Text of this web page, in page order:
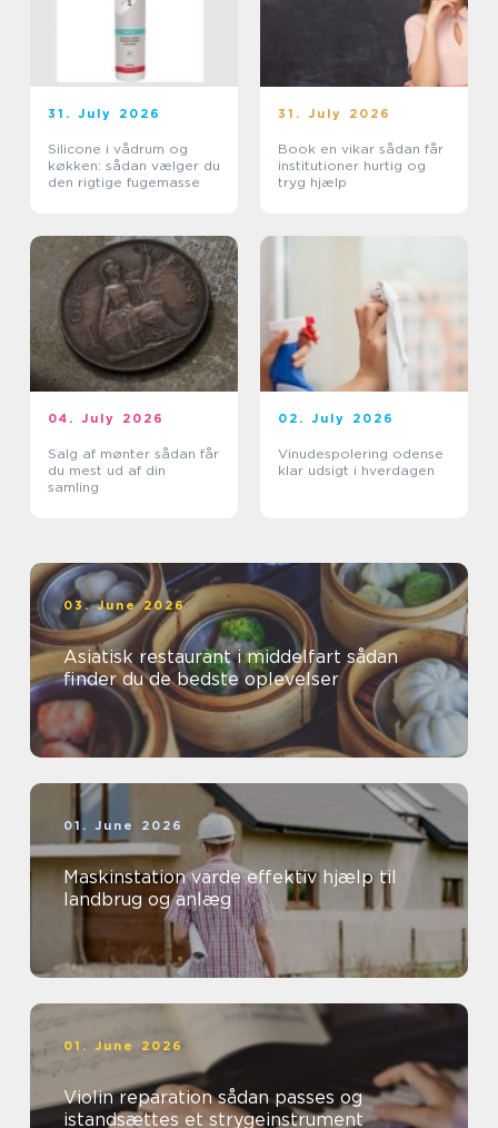
31. July 2026
Silicone i vådrum og
køkken: sådan vælger du
den rigtige fugemasse
31. July 2026
Book en vikar sådan får
institutioner hurtig og
tryg hjælp
04. July 2026
Salg af mønter sådan får
du mest ud af din
samling
02. July 2026
Vinudespolering odense
klar udsigt i hverdagen
03. June 2026
Asiatisk restaurant i middelfart sådan
finder du de bedste oplevelser
01. June 2026
Maskinstation varde effektiv hjælp til
landbrug og anlæg
01. June 2026
Violin reparation sådan passes og
istandsættes et strygeinstrument